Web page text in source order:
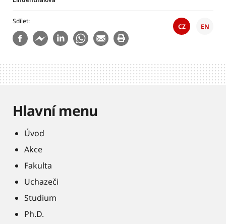
Sdílet
CZ EN
Hlavní menu
Úvod
Akce
Fakulta
Uchazeči
Studium
Ph.D.